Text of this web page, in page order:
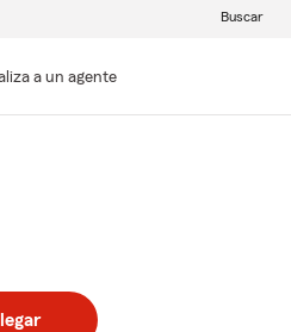
a un agente
Buscar